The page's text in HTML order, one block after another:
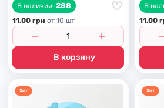
В наличии: 288
11.00 грн от 10 шт
В корзину
В
11.00
Хит Хит